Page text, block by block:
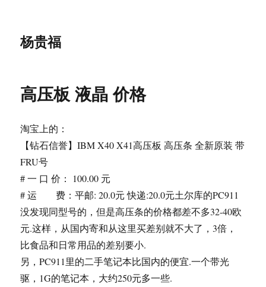
杨贵福
高压板 液晶 价格
淘宝上的：
【钻石信誉】IBM X40 X41高压板 高压条 全新原装 带
FRU号
# 一 口 价： 100.00 元
# 运 费：平邮: 20.0元 快递:20.0元土尔库的PC911
没发现同型号的，但是高压条的价格都差不多32-40欧
元.这样，从国内寄和从这里买差别就不大了，3倍，
比食品和日常用品的差别要小.
另，PC911里的二手笔记本比国内的便宜.一个带光
驱，1G的笔记本，大约250元多一些.